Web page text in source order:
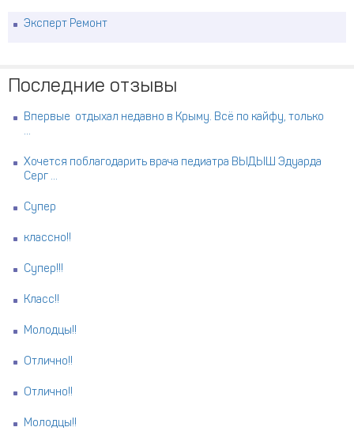
Эксперт Ремонт
Последние отзывы
Впервые отдыхал недавно в Крыму. Всё по кайфу, только
...
Хочется поблагодарить врача педиатра ВЫДЫШ Эдуарда
Серг ...
Супер
классно!!
Супер!!!
Класс!!
Молодцы!!
Отлично!!
Отлично!!
Молодцы!!